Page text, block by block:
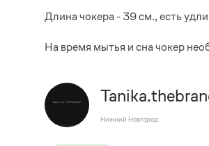
Длина чокера - 39 см., есть
На время мытья и сна чокер
Нижний Новгород